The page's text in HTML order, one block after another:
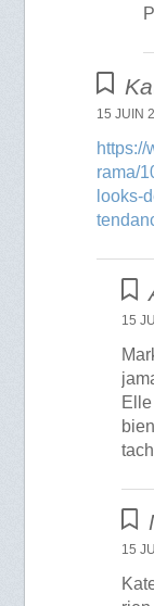
15 JUIN
https://
rama/
looks-
15
15